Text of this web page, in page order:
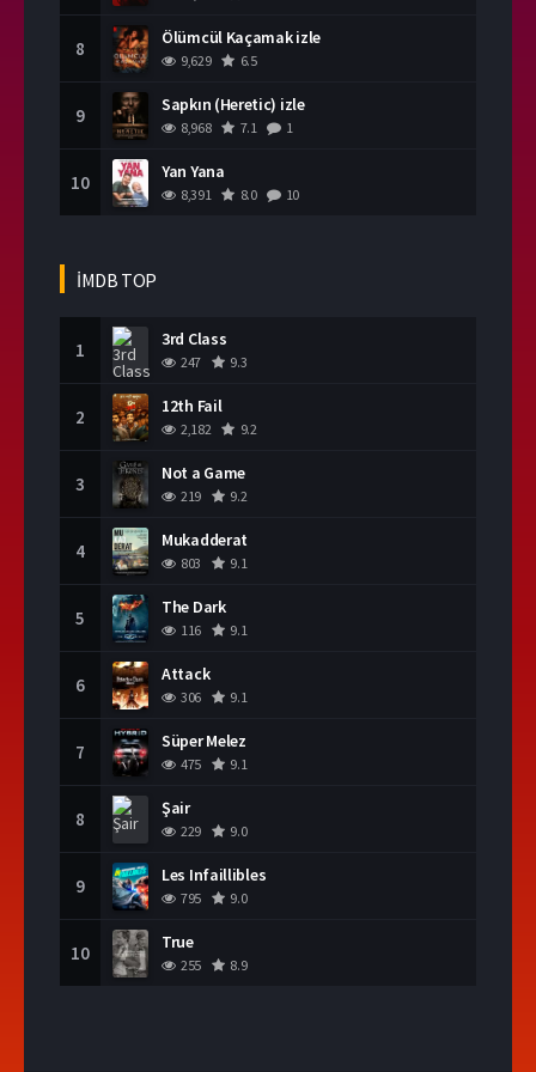
8 Ölümcül Kaçamak izle
9,629 6.5
9 Sapkın (Heretic) izle
8,968 7.1 1
10 Yan Yana
8,391 8.0 10
İMDB TOP
1 3rd Class
247 9.3
2 12th Fail
2,182 9.2
3 Not a Game
219 9.2
4 Mukadderat
803 9.1
5 The Dark
116 9.1
6 Attack
306 9.1
7 Süper Melez
475 9.1
8 Şair
229 9.0
9 Les Infaillibles
795 9.0
10 True
255 8.9